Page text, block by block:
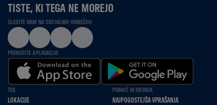
TISTE, KI TEGA NE MOREJO
SLEDITE NAM NA SOCIALNIH OMREŽJIH
PRENESITE APLIKACIJO
TEK
LOKACIJE
POMOČ IN ORODJA
NAJPOGOSTEJŠA VPRAŠANJA